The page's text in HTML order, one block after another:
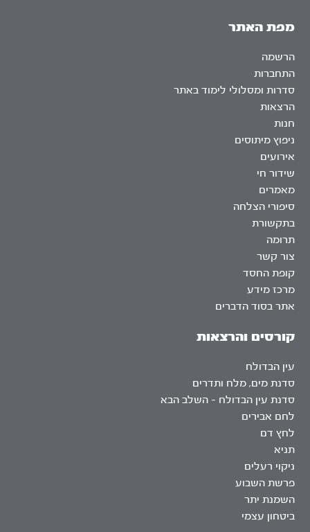
מפת האתר
הרשמה
התחברות
סדרות ומסלולי לימוד באתר
הרצאות
חנות
ניפוץ מיתוסים
אירועים
שידור חי
מאמרים
סיפורי הצלחה
בתקשורת
תרומה
צור קשר
קופת החסד
מרכז מידע
אתר בסוד הדברים
קורסים והרצאות
עין הבדולח
סדנת מים, מלח ותדרים
סדנת עין הבדולח – השלב הבא
לחם אבירים
לחץ דם
תניא
ניקוי רעלים
פרשת השבוע
השמנת יתר
ביטחון עצמי